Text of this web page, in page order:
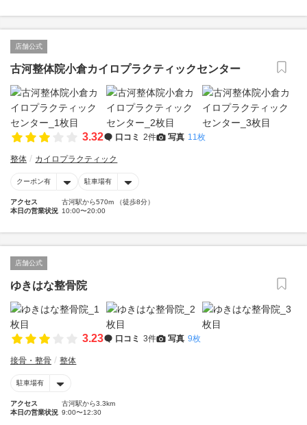
店舗公式
古河整体院小倉カイロプラクティックセンター
3.32 口コミ 2件 写真 11枚
整体 カイロプラクティック
クーポン有 駐車場有
アクセス
古河駅から570m （徒歩8分）
本日の営業状況 10:00〜20:00
店舗公式
ゆきはな整骨院
3.23 口コミ 3件 写真 9枚
接骨・整骨 整体
駐車場有
アクセス
古河駅から3.3km
本日の営業状況 9:00〜12:30